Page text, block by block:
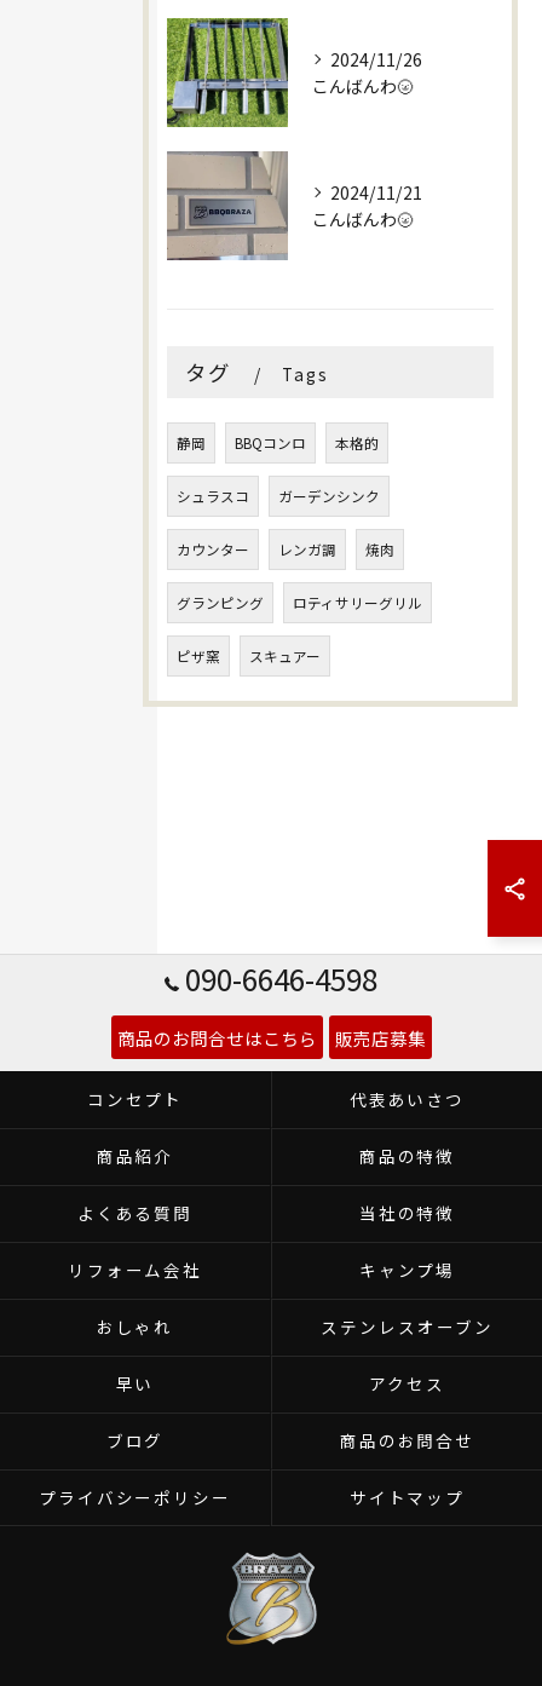
2024/11/26
こんばんわ🌝
2024/11/21
こんばんわ🌝
タグ Tags
静岡 BBQコンロ 本格的
シュラスコ ガーデンシンク
カウンター レンガ調 焼肉
グランピング ロティサリーグリル
ピザ窯 スキュアー
090-6646-4598
商品のお問合せはこちら 販売店募集
コンセプト 代表あいさつ
商品紹介 商品の特徴
よくある質問 当社の特徴
リフォーム会社 キャンプ場
おしゃれ ステンレスオーブン
早い アクセス
ブログ 商品のお問合せ
プライバシーポリシー サイトマップ